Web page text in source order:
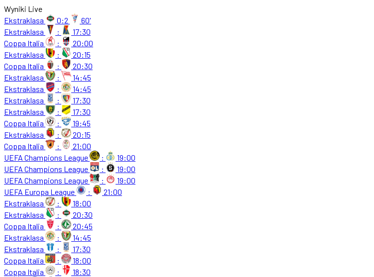
Wyniki Live
Ekstraklasa
0:2
60'
Ekstraklasa
:
17:30
Coppa Italia
:
20:00
Ekstraklasa
:
20:15
Coppa Italia
:
20:30
Ekstraklasa
:
14:45
Ekstraklasa
:
14:45
Ekstraklasa
:
17:30
Ekstraklasa
:
17:30
Coppa Italia
:
19:45
Ekstraklasa
:
20:15
Coppa Italia
:
21:00
UEFA Champions League
:
19:00
UEFA Champions League
:
19:00
UEFA Champions League
:
19:00
UEFA Europa League
:
21:00
Ekstraklasa
:
18:00
Ekstraklasa
:
20:30
Coppa Italia
:
20:45
Ekstraklasa
:
14:45
Ekstraklasa
:
17:30
Coppa Italia
:
18:00
Coppa Italia
:
18:30